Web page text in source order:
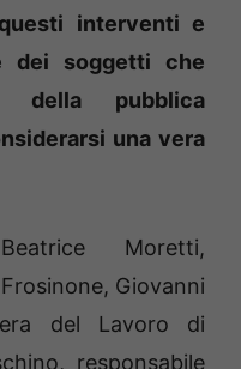
interventi e
dei soggetti che
della pubblica
una vera
Moretti,
Giovanni
del Lavoro di
responsabile